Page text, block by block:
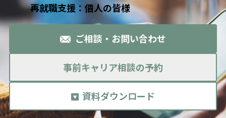
再就職支援：個人の皆様
ご相談・お問い合わせ
事前キャリア相談の予約
資料ダウンロード